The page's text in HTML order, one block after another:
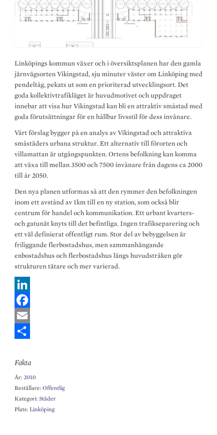
Linköpings kommun växer och i översiktsplanen har den gamla
järnvägsorten Vikingstad, sju minuter väster om Linköping med
pendeltåg, pekats ut som en prioriterad utvecklingsort. Det
goda kollektivtrafikläget är huvudmotivet och uppdraget
innebar att visa hur Vikingstad kan bli en attraktiv småstad med
goda förutsättningar för en hållbar livsstil för dess invånare.
Vårt förslag bygger på en analys av Vikingstad och attraktiva
småstäders urbana struktur. Ett alternativ till förorten och
villamattan är utgångspunkten. Ortens befolkning kan komma
att växa till mellan 3500 och 7500 invånare från dagens ca 2000
till år 2050.
Den nya planen utformas så att den rymmer den befolkningen
inom ett avstånd av 1km till en ny station, som också blir
centrum för handel och kommunikation. Ett urbant kvarters-
och gatunät knyts till det befintliga. Ingen trafikseparering och
ett väl definierat offentligt rum. Stor del av bebyggelsen är
friliggande flerbostadshus, men sammanhängande
enbostadshus och flerbostadshus längs huvudstråken gör
strukturen tätare och mer varierad.
L
n
e
d
n
F
a
e
b
o
E
a
i
h
a
e
Fakta
År: 2010
Beställare: Offentlig
Kategori: Städer
Plats: Linköping